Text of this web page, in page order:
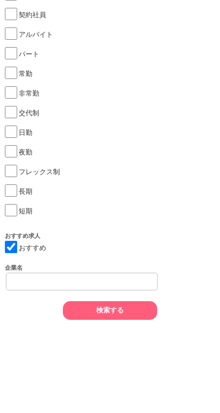
契約社員
アルバイト
パート
常勤
非常勤
交代制
日勤
夜勤
フレックス制
長期
短期
おすすめ求人
おすすめ
企業名